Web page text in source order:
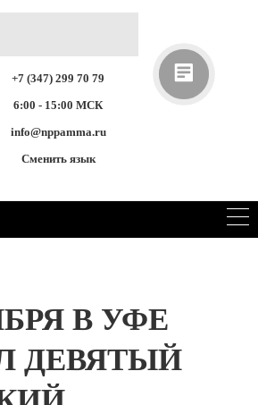
+7 (347) 299 70 79
6:00 - 15:00 МСК
info@nppamma.ru
Сменить язык
В УФЕ
ДЕВЯТЫЙ